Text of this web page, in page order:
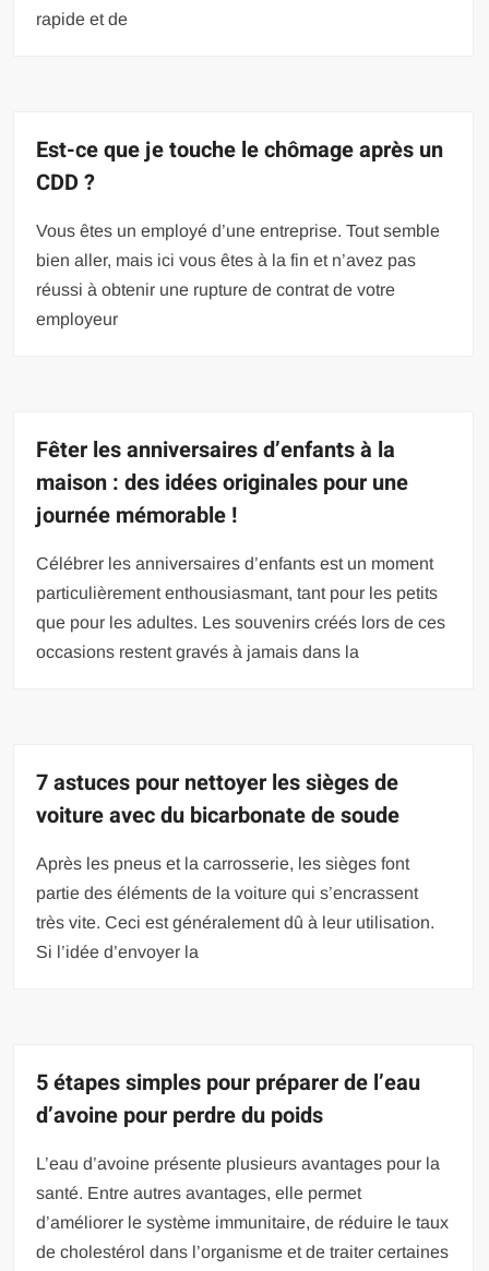
rapide et de
Est-ce que je touche le chômage après un
CDD ?
Vous êtes un employé d’une entreprise. Tout semble
bien aller, mais ici vous êtes à la fin et n’avez pas
réussi à obtenir une rupture de contrat de votre
employeur
Fêter les anniversaires d’enfants à la
maison : des idées originales pour une
journée mémorable !
Célébrer les anniversaires d’enfants est un moment
particulièrement enthousiasmant, tant pour les petits
que pour les adultes. Les souvenirs créés lors de ces
occasions restent gravés à jamais dans la
7 astuces pour nettoyer les sièges de
voiture avec du bicarbonate de soude
Après les pneus et la carrosserie, les sièges font
partie des éléments de la voiture qui s’encrassent
très vite. Ceci est généralement dû à leur utilisation.
Si l’idée d’envoyer la
5 étapes simples pour préparer de l’eau
d’avoine pour perdre du poids
L’eau d’avoine présente plusieurs avantages pour la
santé. Entre autres avantages, elle permet
d’améliorer le système immunitaire, de réduire le taux
de cholestérol dans l’organisme et de traiter certaines